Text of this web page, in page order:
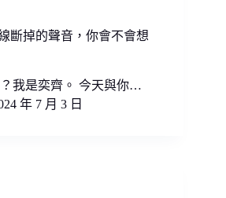
斷掉的聲音，你會不會想
我是奕齊。 今天與你…
年 7 月 3 日